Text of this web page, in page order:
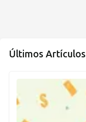
Últimos Artículos